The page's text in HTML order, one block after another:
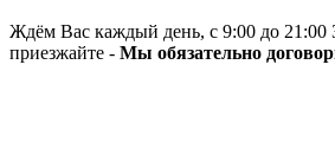
Ждём Вас каждый день, с 9:00 до 21:00
приезжайте - Мы обязательно